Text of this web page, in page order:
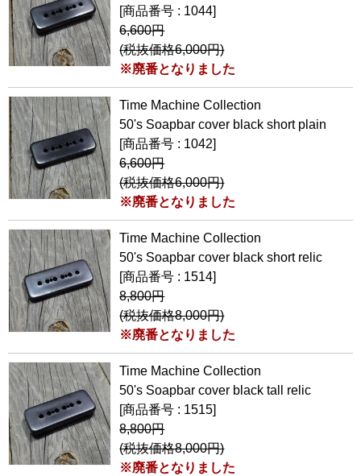
[商品番号 : 1044]
6,600円
(税抜価格6,000円)
※廃番となりました
Time Machine Collection
50's Soapbar cover black short plain
[商品番号 : 1042]
6,600円
(税抜価格6,000円)
※廃番となりました
Time Machine Collection
50's Soapbar cover black short relic
[商品番号 : 1514]
8,800円
(税抜価格8,000円)
※廃番となりました
Time Machine Collection
50's Soapbar cover black tall relic
[商品番号 : 1515]
8,800円
(税抜価格8,000円)
※廃番となりました